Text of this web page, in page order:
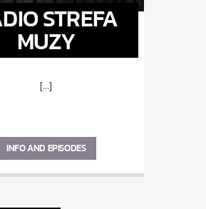
STREFA
MUZY
[...]
INFO AND EPISODES